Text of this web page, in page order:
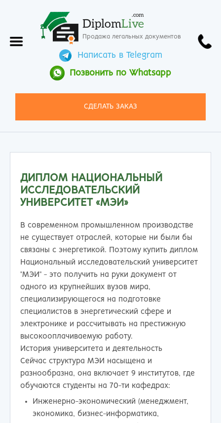
DiplomLive
.com
Продажа легальных документов
Написать в Telegram
Позвонить по Whatsapp
СДЕЛАТЬ ЗАКАЗ
ДИПЛОМ НАЦИОНАЛЬНЫЙ
ИССЛЕДОВАТЕЛЬСКИЙ
УНИВЕРСИТЕТ «МЭИ»
В современном промышленном производстве
не существует отраслей, которые ни были бы
связаны с энергетикой. Поэтому купить диплом
Национальный исследовательский университет
"МЭИ" - это получить на руки документ от
одного из крупнейших вузов мира,
специализирующегося на подготовке
специалистов в энергетический сфере и
электронике и рассчитывать на престижную
высокооплачиваемую работу.
История университета и деятельность
Сейчас структура МЭИ насыщена и
разнообразна, она включает 9 институтов, где
обучаются студенты на 70-ти кафедрах:
Инженерно-экономический (менеджмент,
экономика, бизнес-информатика,